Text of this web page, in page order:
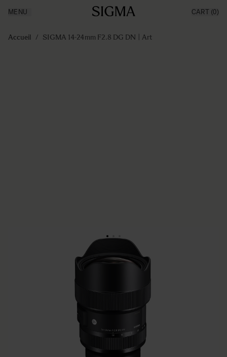
Made in Aizu
Support
MENU CART (0)
Accueil / SIGMA 14-24mm F2.8 DG DN | Art
SIGMA 14-24mm F2.8
•Nouvelle série d’objectifs haute performance pour les
appareils photo sans miroir plein format
• Image haute résolution obtenue grâce à une lentille à
faible dispersion et la technologie NPC (Nano Porous